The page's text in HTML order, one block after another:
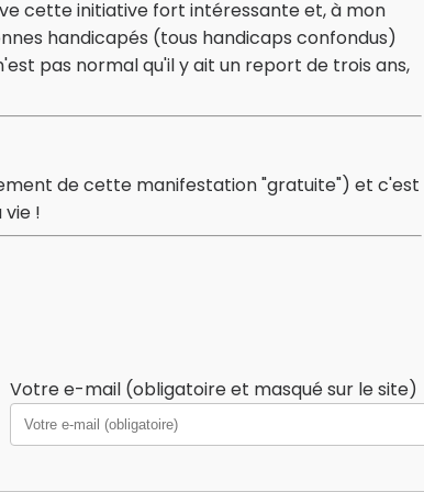
cette initiative fort intéressante et, à mon
handicapés (tous handicaps confondus)
pas normal qu'il y ait un report de trois ans,
de cette manifestation "gratuite") et c'est
!
Votre e-mail (obligatoire et masqué sur le site)